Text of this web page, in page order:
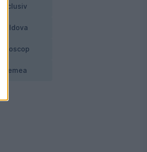
Exclusiv
Moldova
Horoscop
Vremea